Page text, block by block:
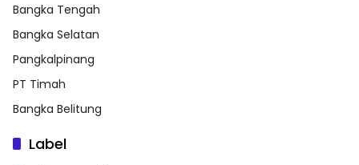
Bangka Tengah
Bangka Selatan
Pangkalpinang
PT Timah
Bangka Belitung
Label